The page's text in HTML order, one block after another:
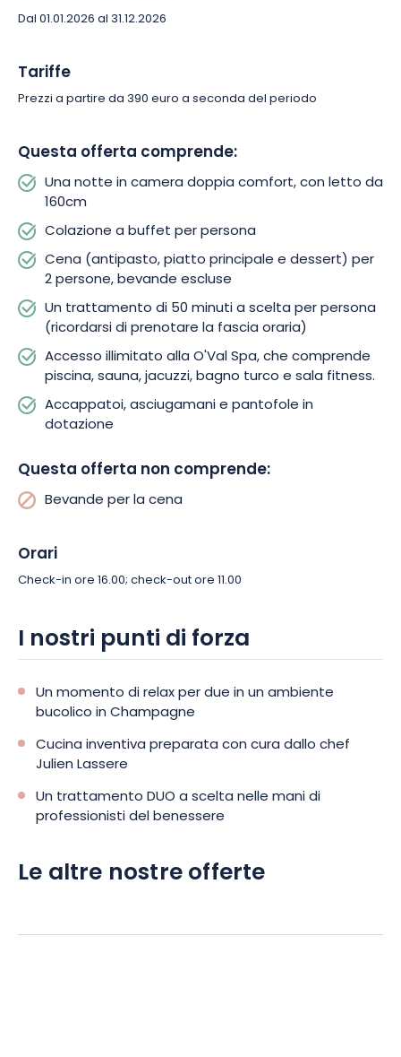
papille gustative, per un piacere ancora maggiore da
composta da un antipasto, un piatto principale e un dessert
(bevande escluse), appositamente preparata da un maestro
ristoratore. È il modo perfetto per scoprire i sapori locali in tutta
giornata in modo delizioso. Lasciatevi sorprendere,
prendetevi il vostro tempo… Siete qui per assaporare il
momento!
Dal 01.01.2026 al 31.12.2026
Tariffe
Prezzi a partire da 390 euro a seconda del periodo
Questa offerta comprende:
Una notte in camera doppia comfort, con letto da
160cm
Colazione a buffet per persona
Cena (antipasto, piatto principale e dessert) per
2 persone, bevande escluse
Un trattamento di 50 minuti a scelta per persona
(ricordarsi di prenotare la fascia oraria)
Accesso illimitato alla O'Val Spa, che comprende
piscina, sauna, jacuzzi, bagno turco e sala fitness.
Accappatoi, asciugamani e pantofole in
dotazione
Questa offerta non comprende:
Bevande per la cena
Orari
Check-in ore 16.00; check-out ore 11.00
I nostri punti di forza
Un momento di relax per due in un ambiente
bucolico in Champagne
Cucina inventiva preparata con cura dallo chef
Julien Lassere
Un trattamento DUO a scelta nelle mani di
professionisti del benessere
Le altre nostre offerte